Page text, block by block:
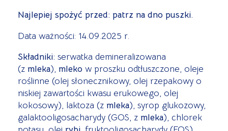
Najlepiej spożyć przed: patrz na dno puszki.
Data ważności: 14.09.2025 r.
Składniki: serwatka demineralizowana
(z mleka), mleko w proszku odtłuszczone, oleje
roślinne (olej słonecznikowy, olej rzepakowy o
niskiej zawartości kwasu erukowego, olej
kokosowy), laktoza (z mleka), syrop glukozowy,
galaktooligosacharydy (GOS, z mleka), chlorek